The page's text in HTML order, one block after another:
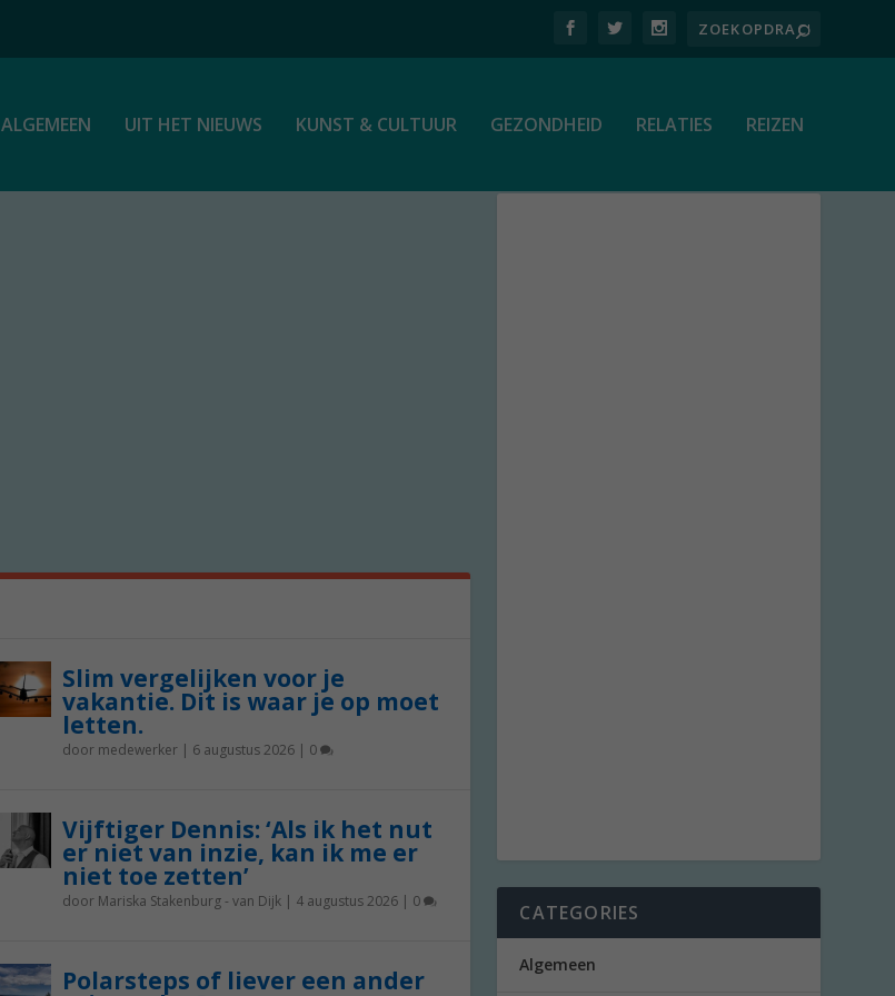
ALGEMEEN UIT HET NIEUWS KUNST & CULTUUR GEZONDHEID RELATIES REIZEN
Slim vergelijken voor je
vakantie. Dit is waar je op moet
letten.
door medewerker| 6 augustus 2026| 0
Vijftiger Dennis: ‘Als ik het nut
er niet van inzie, kan ik me er
niet toe zetten’
door Mariska Stakenburg - van Dijk| 4 augustus 2026| 0
Polarsteps of liever een ander
CATEGORIES
Algemeen